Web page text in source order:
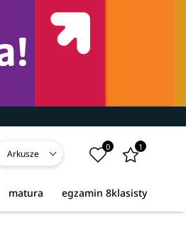
Arkusze
0 1
egzamin 8klasisty
matura